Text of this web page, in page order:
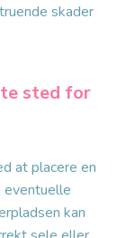
skader
sted for
at placere en
kan